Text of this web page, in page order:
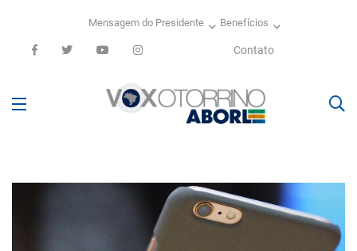
Mensagem do Presidente Benefícios
Contato